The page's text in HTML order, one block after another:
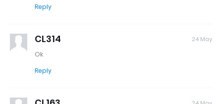
Reply
CL314 24 May
Ok
Reply